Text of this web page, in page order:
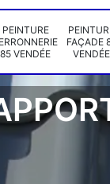
PEINTURE
85 VENDÉE
FAÇADE
VENDÉE